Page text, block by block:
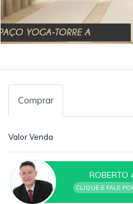
Comprar
Valor Venda
ROBERTO
CLIQUE E FALE